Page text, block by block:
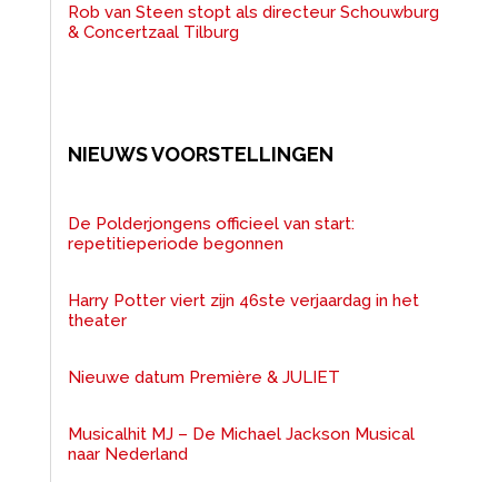
Rob van Steen stopt als directeur Schouwburg
& Concertzaal Tilburg
NIEUWS VOORSTELLINGEN
De Polderjongens officieel van start:
repetitieperiode begonnen
Harry Potter viert zijn 46ste verjaardag in het
theater
Nieuwe datum Première & JULIET
Musicalhit MJ – De Michael Jackson Musical
naar Nederland